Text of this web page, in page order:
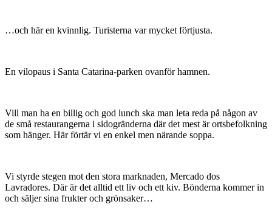
…och här en kvinnlig. Turisterna var mycket förtjusta.
En vilopaus i Santa Catarina-parken ovanför hamnen.
Vill man ha en billig och god lunch ska man leta reda på någon av
de små restaurangerna i sidogränderna där det mest är ortsbefolkning
som hänger. Här förtär vi en enkel men närande soppa.
Vi styrde stegen mot den stora marknaden, Mercado dos
Lavradores. Där är det alltid ett liv och ett kiv. Bönderna kommer in
och säljer sina frukter och grönsaker…